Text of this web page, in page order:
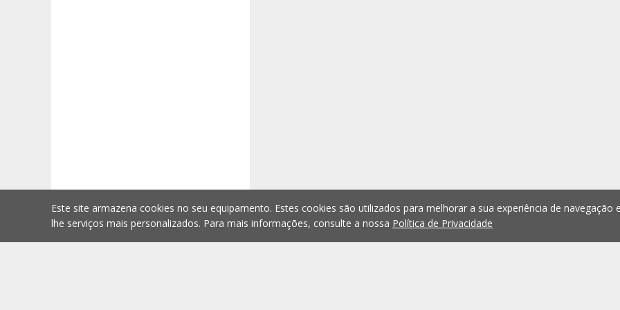
Este site armazena cookies no seu equipamento. Estes cookies são utilizados para melhorar a sua experiência de navegação
lhe serviços mais personalizados. Para mais informações, consulte a nossa Política de Privacidade